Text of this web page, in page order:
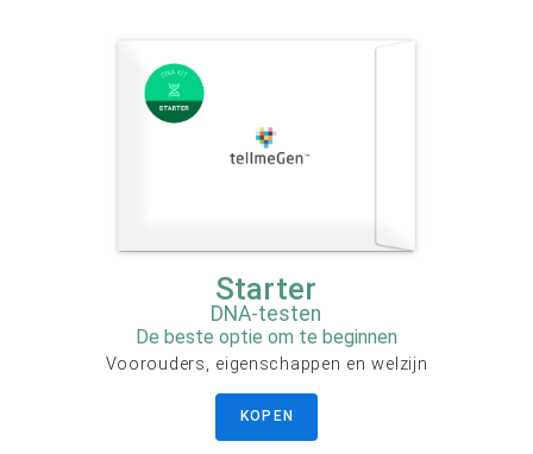
Starter
DNA-testen
De beste optie om te beginnen
Voorouders, eigenschappen en welzijn
KOPEN